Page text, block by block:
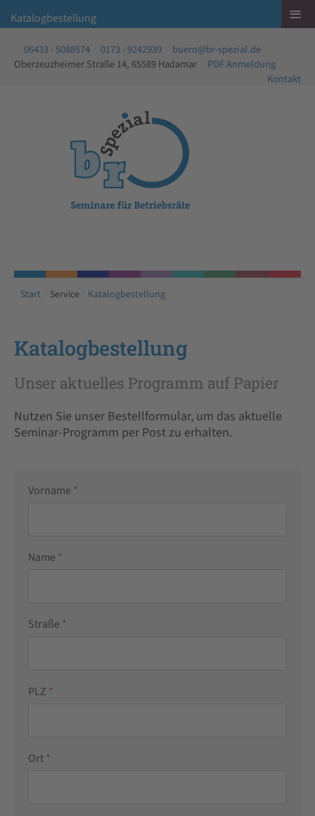
06433 - 5088574 0173 - 9242939
buero@br-spezial.de
Oberzeuzheimer Straße 14, 65589 Hadamar
PDF Anmeldung
Kontakt
Start Service Katalogbestellung
Katalogbestellung
Unser aktuelles Programm auf Papier
Nutzen Sie unser Bestellformular, um das aktuelle
Seminar-Programm per Post zu erhalten.
Vorname *
Name *
Straße *
PLZ *
Ort*
Katalogbestellung ≡